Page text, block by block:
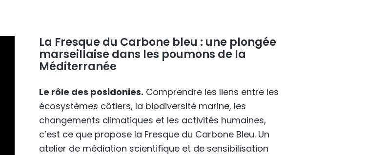
La Fresque du Carbone bleu : une plongée
marseillaise dans les poumons de la
Méditerranée
Le rôle des posidonies. Comprendre les liens entre les
écosystèmes côtiers, la biodiversité marine, les
changements climatiques et les activités humaines,
c’est ce que propose la Fresque du Carbone Bleu. Un
atelier de médiation scientifique et de sensibilisation